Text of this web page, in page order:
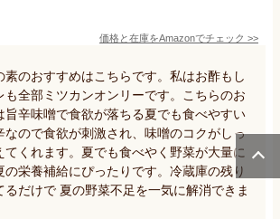
価格と在庫をAmazonでチェック >>
素のおすすめはこちらです。私はお酢もし
も全部ミツカンオンリーです。こちらのお
旨辛味噌で食欲が落ちる夏でも食べやすい
なので食欲が刺激され、味噌のコクがしっ
てくれます。夏でも食べやく野菜が大量に
の栄養補給にぴったりです。冷蔵庫の残り
るだけで 夏の野菜不足を一気に解消できま